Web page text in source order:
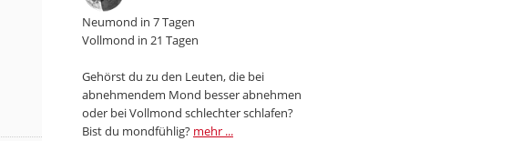
Neumond in 7 Tagen
Vollmond in 21 Tagen
Gehörst du zu den Leuten, die bei
abnehmendem Mond besser abnehmen
oder bei Vollmond schlechter schlafen?
Bist du mondfühlig? mehr ...